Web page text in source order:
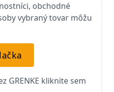
obchodné
vybraný tovar môžu
GRENKE kliknite sem